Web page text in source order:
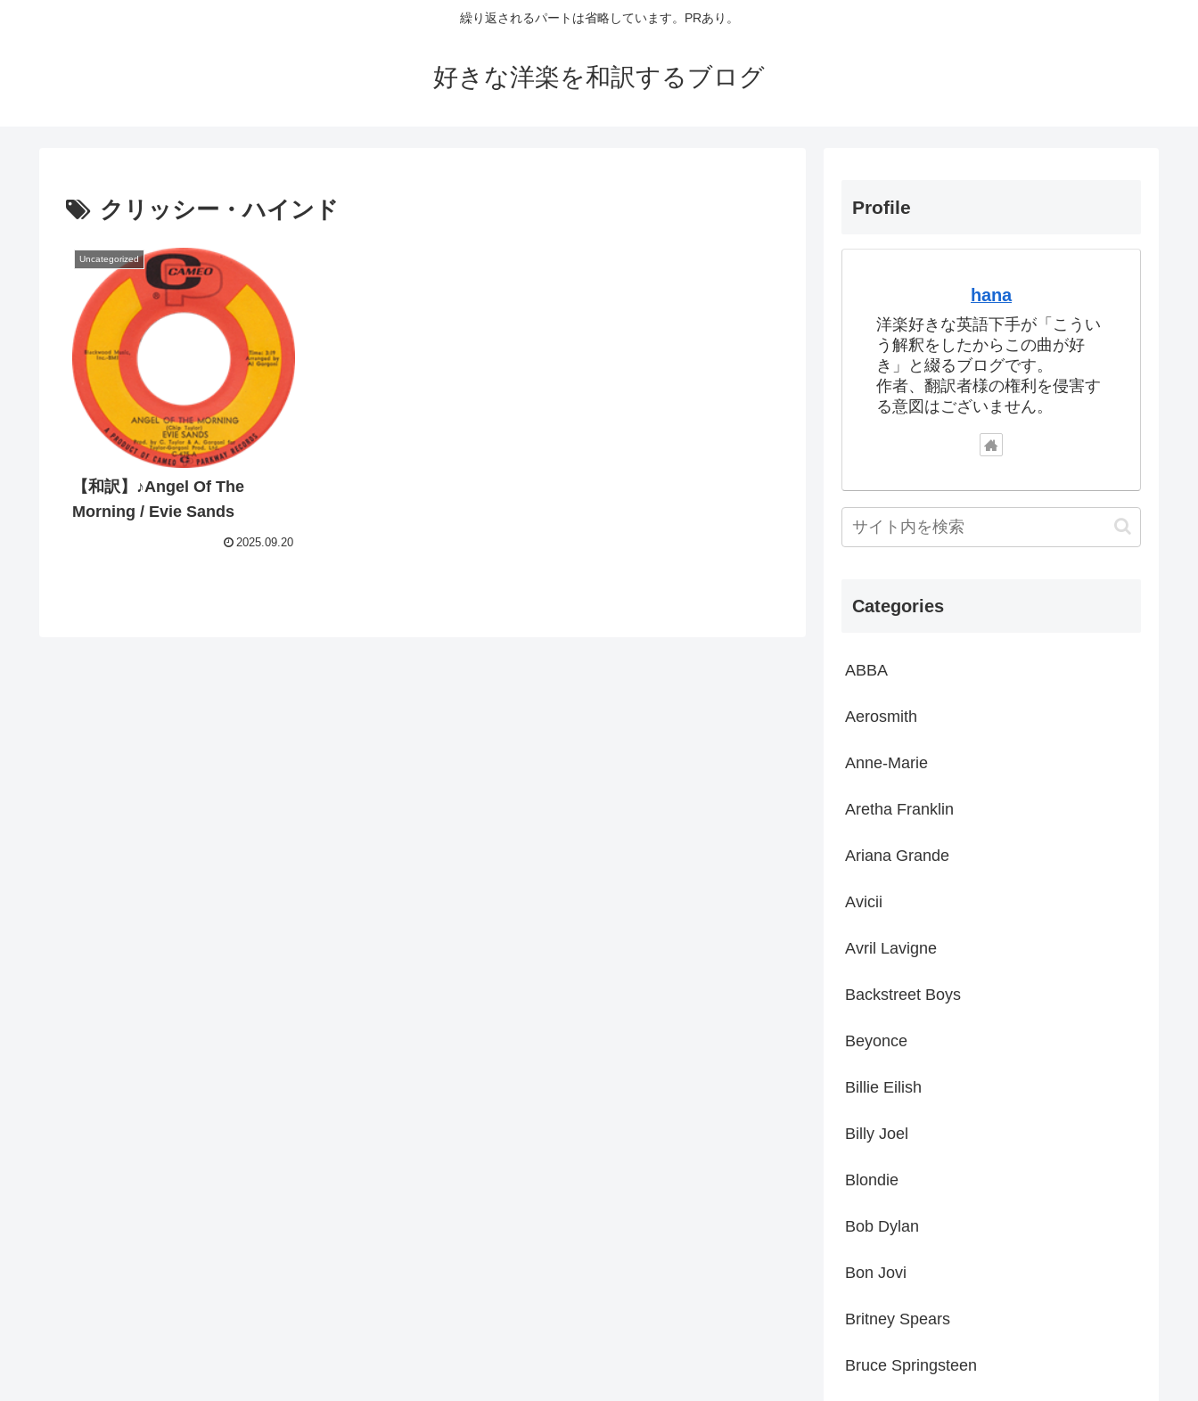
繰り返されるパートは省略しています。PRあり。
好きな洋楽を和訳するブログ
クリッシー・ハインド
Uncategorized
【和訳】♪Angel Of The
Morning / Evie Sands
2025.09.20
Profile
hana
洋楽好きな英語下手が「こうい
う解釈をしたからこの曲が好
き」と綴るブログです。
作者、翻訳者様の権利を侵害す
る意図はございません。
Categories
ABBA
Aerosmith
Anne-Marie
Aretha Franklin
Ariana Grande
Avicii
Avril Lavigne
Backstreet Boys
Beyonce
Billie Eilish
Billy Joel
Blondie
Bob Dylan
Bon Jovi
Britney Spears
Bruce Springsteen